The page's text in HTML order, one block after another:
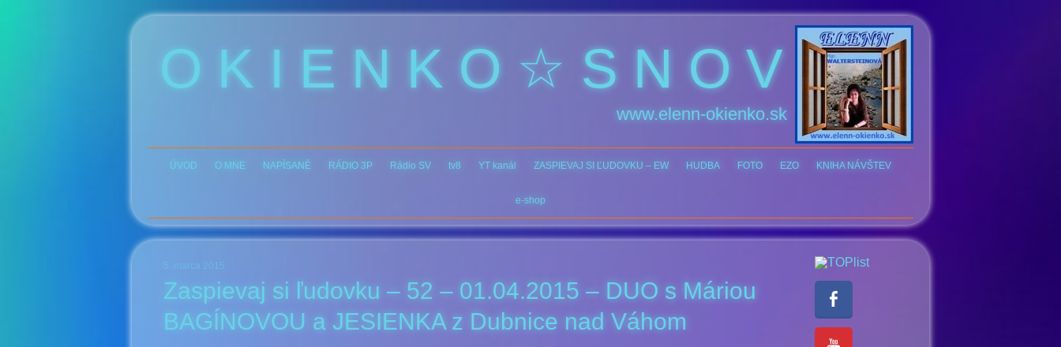
O K I E N K O ☆ S N O V
www.elenn-okienko.sk
ÚVOD O MNE NAPÍSANÉ RÁDIO 3P Rádio SV tv8 YT kanál ZASPIEVAJ SI ĽUDOVKU – EW HUDBA FOTO EZO KNIHA NÁVŠTEV
e-shop
5. marca 2015
Zaspievaj si ľudovku – 52 – 01.04.2015 – DUO s Máriou
BAGÍNOVOU a JESIENKA z Dubnice nad Váhom